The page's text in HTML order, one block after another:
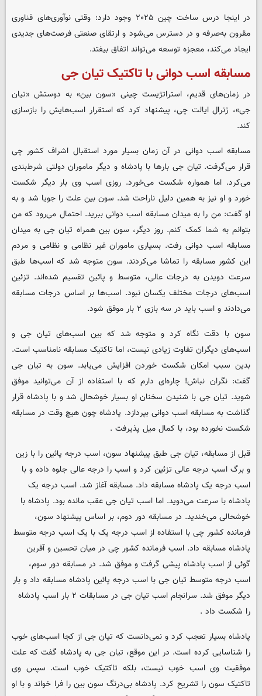
در اینجا درس ساخت چین ۲۰۲۵ وجود دارد: وقتی نوآوری‌های فناوری
مقرون به‌صرفه و در دسترس می‌شود و ارتقای صنعتی فرصت‌های جدیدی
ایجاد می‌کند، معجزه توسعه می‌تواند اتفاق بیفتد.
مسابقه اسب دوانی با تاکتیک تیان جی
در زمان‌های قدیم، استراتژیست چینی «سون بین» به دوستش «تیان
جی»، ژنرال ایالت چی، پیشنهاد کرد که استقرار اسب‌هایش را بازسازی
کند.
مسابقه اسب دوانی در آن زمان بسیار مورد استقبال اشراف کشور چی
قرار می‌گرفت. تیان جی بارها با پادشاه و دیگر ماموران دولتی شرط‌بندی
می‌کرد. اما همواره شکست می‌خورد. روزی اسب وی بار دیگر شکست
خورد و او نیز به همین دلیل ناراحت شد. سون بین علت را جویا شد و به
او گفت: من را به میدان مسابقه اسب دوانی ببرید. احتمال می‌رود که من
بتوانم به شما کمک کنم. روز دیگر، سون بین همراه تیان جی به میدان
مسابقه اسب دوانی رفت. بسیاری ماموران غیر نظامی و نظامی و مردم
این کشور مسابقه را تماشا می‌کردند. سون متوجه شد که اسب‌ها طبق
سرعت دویدن به درجات عالی، متوسط و پائین تقسیم شده‌اند. تزئین
اسب‌های درجات مختلف یکسان نبود. اسب‌ها بر اساس درجات مسابقه
می‌دادند و اسب باید در سه بازی ۲ بار موفق شود.
سون با دقت نگاه کرد و متوجه شد که بین اسب‌های تیان جی و
اسب‌های دیگران تفاوت زیادی نیست، اما تاکتیک مسابقه نامناسب است.
بدین سبب امکان شکست خوردن افزایش می‌یابد. سون به تیان جی
گفت: نگران نباش! چاره‌ای دارم که با استفاده از آن می‌توانید موفق
شوید. تیان جی با شنیدن سخنان او بسیار خوشحال شد و با پادشاه قرار
گذاشت به مسابقه اسب دوانی بپردازد. پادشاه چون هیچ وقت در مسابقه
شکست نخورده بود، با کمال میل پذیرفت .
قبل از مسابقه، تیان جی طبق پیشنهاد سون، اسب درجه پائین را با زین
و برگ اسب درجه عالی تزئین کرد و اسب را درجه عالی جلوه داده و با
اسب درجه یک پادشاه مسابقه داد. مسابقه آغاز شد. اسب درجه یک
پادشاه با سرعت می‌دوید. اما اسب تیان جی عقب مانده بود. پادشاه با
خوشحالی می‌خندید. در مسابقه دور دوم، بر اساس پیشنهاد سون،
فرمانده کشور چی با استفاده از اسب درجه یک با یک اسب درجه متوسط
پادشاه مسابقه داد. اسب فرمانده کشور چی در میان تحسین و آفرین
گوئی از اسب پادشاه پیشی گرفت و موفق شد. در مسابقه دور سوم،
اسب درجه متوسط تیان جی با اسب درجه پائین پادشاه مسابقه داد و بار
دیگر موفق شد. سرانجام اسب تیان جی در مسابقات ۲ بار اسب پادشاه
را شکست داد .
پادشاه بسیار تعجب کرد و نمی‌دانست که تیان جی از کجا اسب‌های خوب
را شناسایی کرده است. در این موقع، تیان جی به پادشاه گفت که علت
موفقیت وی اسب خوب نیست، بلکه تاکتیک خوب است. سپس وی
تاکتیک سون را تشریح کرد. پادشاه بی‌درنگ سون بین را فرا خواند و با او